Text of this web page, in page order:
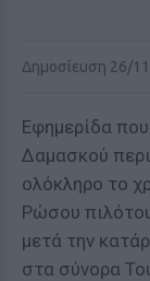
Δημοσίευση 26/
Εφημερίδα
Δαμασκού
ολόκληρο το
Ρώσου
μετά την
στα σύνορα